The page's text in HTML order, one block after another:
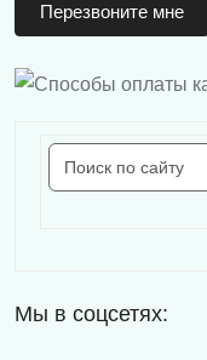
Перезвоните мне
Мы в соцсетях: